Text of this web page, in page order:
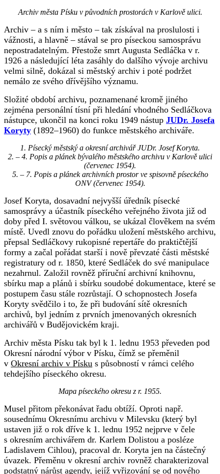
Archiv města Písku v původních prostorách v Karlově ulici.
Archiv – a s ním i město – tak získával na proslulosti i
vážnosti, a hlavně – stával se pro píseckou samosprávu
nepostradatelným. Přestože smrt Augusta Sedláčka v r.
1926 a následující léta zasáhly do dalšího vývoje archivu
velmi silně, dokázal si městský archiv i poté podržet
nemálo ze svého dřívějšího významu.
Složité období archivu, poznamenané kromě jiného
zejména personální tísní při hledání vhodného Sedláčkova
nástupce, ukončil na konci roku 1949 nástup JUDr. Josefa
Koryty (1892–1960) do funkce městského archiváře.
1. Písecký městský a okresní archivář JUDr. Josef Koryta.
2. – 4. Popis a plánek bývalého městského archivu v Karlově ulici
(červenec 1954).
5. – 7. Popis a plánek archivních prostor ve spisovně píseckého
ONV (červenec 1954).
Josef Koryta, dosavadní nejvyšší úředník písecké
samosprávy a účastník píseckého veřejného života již od
doby před I. světovou válkou, se ukázal člověkem na svém
místě. Uvedl znovu do pořádku uložení městského archivu,
přepsal Sedláčkovy rukopisné repertáře do praktičtější
formy a začal pořádat starší i nově převzaté části městské
registratury od r. 1850, které Sedláček do své manipulace
nezahrnul. Založil rovněž příruční archivní knihovnu,
sbírku map a plánů i sbírku soudobé dokumentace, které se
postupem času stále rozrůstají. O schopnostech Josefa
Koryty svědčilo i to, že při budování sítě okresních
archivů, byl jedním z prvních jmenovaných okresních
archivářů v Budějovickém kraji.
Archiv města Písku tak byl k 1. lednu 1953 převeden pod
Okresní národní výbor v Písku, čímž se přeměnil
v Okresní archiv v Písku s působností v rámci celého
tehdejšího píseckého okresu.
Mapa píseckého okresu z r. 1955.
Musel přitom překonávat řadu obtíží. Oproti např.
sousednímu Okresnímu archivu v Milevsku (který byl
ustaven již o rok dříve k 1. lednu 1952 nejprve v čele
s okresním archivářem dr. Karlem Dolistou a posléze
Ladislavem Cihlou), pracoval dr. Koryta jen na částečný
úvazek. Přeměnu v okresní archiv rovněž charakterizoval
podstatný nárůst agendy, jejíž vyřizování se od nového